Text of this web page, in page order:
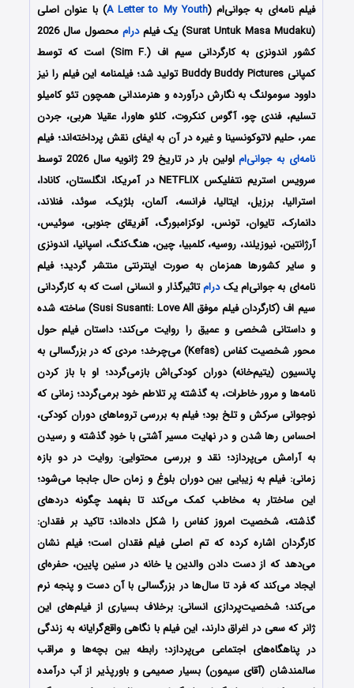
فیلم نامه‌ای به جوانی‌ام (A Letter to My Youth) با عنوان اصلی
(Surat Untuk Masa Mudaku) یک فیلم
درام
محصول سال 2026
کشور اندونزی به کارگردانی سیم اف (.Sim F) است که توسط
کمپانی‌ Buddy Buddy Pictures تولید شد؛ فیلمنامه این فیلم را نیز
داوود سومولنگ به نگارش درآورده و هنرمندانی همچونتئو کامیلو
تسلیم، فندی چو، آگوس کنکروت، کلئو هاورا، عقیلا هربی، جردن
عمر، حلیم لاتوکونسینا و غیره در آن به ایفای نقش پرداخته‌اند؛ فیلم
نامه‌ای به جوانی‌ام
اولین بار در تاریخ 29 ژانویه سال 2026 توسط
سرویس استریم نتفلیکس NETFLIX
در آمریکا، انگلستان، کانادا،
استرالیا، برزیل، ایتالیا، فرانسه، آلمان، بلژیک، سوئد، فنلاند،
دانمارک، تایوان، تونس، لوکزامبورگ، آفریقای جنوبی، سوئیس،
آرژانتین، نیوزیلند، روسیه، کلمبیا، چین، هنگ‌کنگ، اسپانیا، اندونزی
و سایر کشورها همزمان به صورت اینترنتی منتشر گردید؛فیلم
نامه‌ای به جوانی‌ام یکدرامتاثیرگذار و انسانی است که به کارگردانی
سیم اف (کارگردان فیلم موفق Susi Susanti: Love All) ساخته شده
و داستانی شخصی و عمیق را روایت می‌کند؛ داستان فیلم حول
محور شخصیت کفاس (Kefas) می‌چرخد؛ مردی که در بزرگسالی به
پانسیون (یتیم‌خانه) دوران کودکی‌اش بازمی‌گردد؛ او با باز کردن
نامه‌ها و مرور خاطرات، به گذشته‌ پر تلاطم خود برمی‌گردد؛ زمانی که
نوجوانی سرکش و تلخ بود؛ فیلم به بررسی تروماهای دوران کودکی،
احساس رها شدن و در نهایت مسیر آشتی با خودِ گذشته و رسیدن
به آرامش می‌پردازد؛ نقد و بررسی محتوایی: روایت در دو بازه
زمانی: فیلم به زیبایی بین دوران بلوغ و زمان حال جابجا می‌شود؛
این ساختار به مخاطب کمک می‌کند تا بفهمد چگونه دردهای
گذشته، شخصیت امروز کفاس را شکل داده‌اند؛ تاکید بر فقدان:
کارگردان اشاره کرده که تم اصلی فیلم فقدان است؛ فیلم نشان
می‌دهد که از دست دادن والدین یا خانه در سنین پایین، حفره‌ای
ایجاد می‌کند که فرد تا سال‌ها در بزرگسالی با آن دست و پنجه نرم
می‌کند؛ شخصیت‌پردازی انسانی: برخلاف بسیاری از فیلم‌های این
ژانر که سعی در اغراق دارند، این فیلم با نگاهی واقع‌گرایانه به زندگی
در پناهگاه‌های اجتماعی می‌پردازد؛ رابطه‌ بین بچه‌ها و مراقب
سالمندشان (آقای سیمون) بسیار صمیمی و باورپذیر از آب درآمده